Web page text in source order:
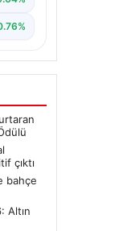
çıktı
bahçe
Altın